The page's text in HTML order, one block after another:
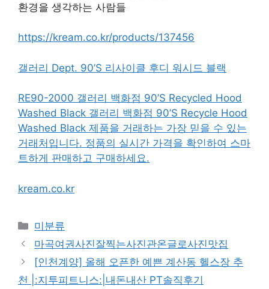
환경을 생각하는 사람들
https://kream.co.kr/products/137456
갤러리 Dept. 90’S 리사이클 후디 워시드 블랙
RE90-2000 갤러리 백화점 90’S Recycled Hood
Washed Black 갤러리 백화점 90’S Recycle Hood
Washed Black 제품을 거래하는 가장 믿을 수 있는
거래처입니다. 정품의 실시간 가격을 확인하여 스마
트하게 판매하고 구매하세요.
kream.co.kr
Categories
미분류
마곡여권사진잘찍는사진관온글로사진맛집
[인천계양] 올해 오픈한 예쁜 계산동 헬스장 추
천 |:지투피트니스:|내돈내산 PT솔직후기